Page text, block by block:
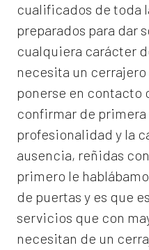
cualificados de toda
preparados para dar
cualquiera carácter
necesita un
ponerse en contacto
confirmar de primera
profesionalidad y la
ausencia, reñidas
primero le
de puertas y es que
servicios que con
necesitan de un